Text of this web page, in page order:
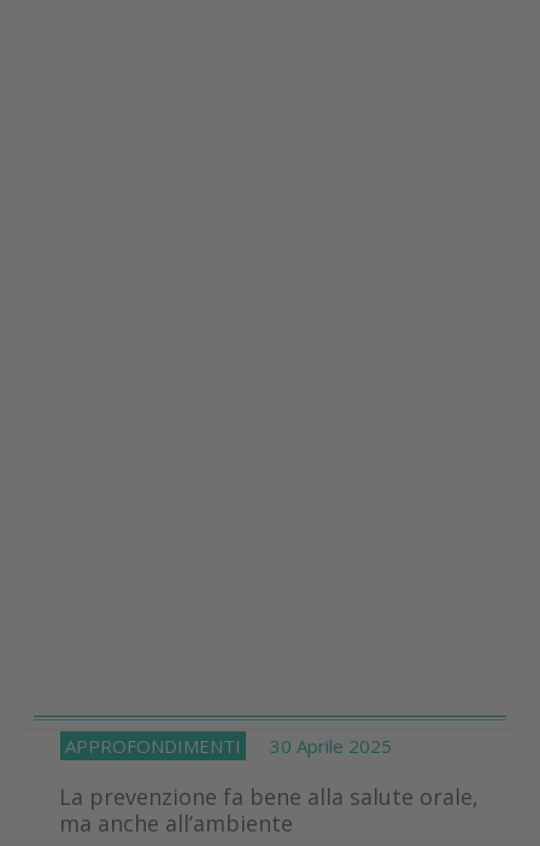
APPROFONDIMENTI 30 Aprile 2025
La prevenzione fa bene alla salute orale,
ma anche all’ambiente